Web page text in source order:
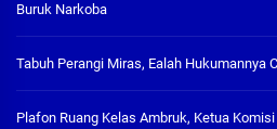
Buruk Narkoba
Tabuh Perangi Miras, Ealah Hukumannya
Plafon Ruang Kelas Ambruk, Ketua